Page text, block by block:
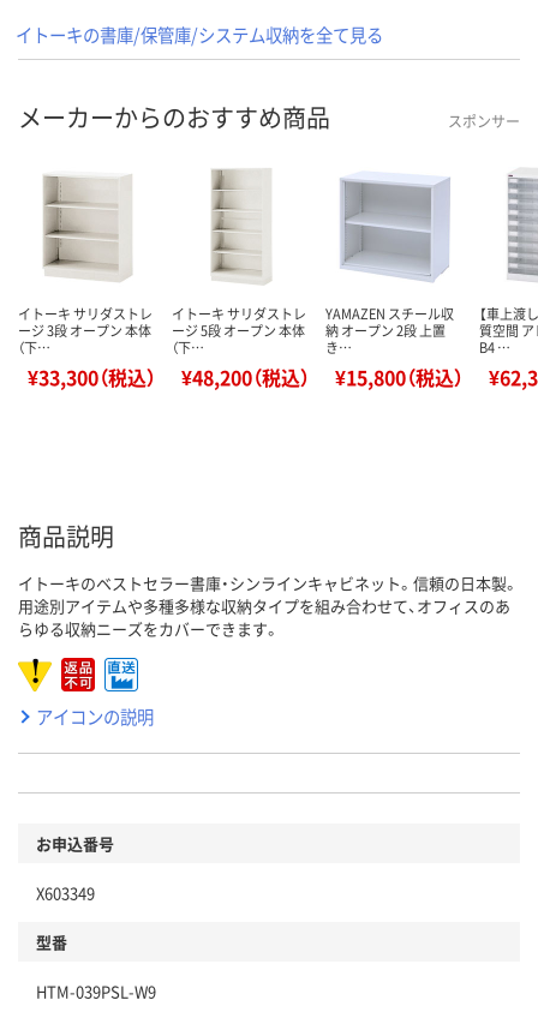
イトーキの書庫/保管庫/システム収納を全て見る
メーカーからのおすすめ商品 スポンサー
イトーキ サリダストレ
ージ 3段 オープン 本体
（下…
¥33,300（税込）
イトーキ サリダストレ
ージ 5段 オープン 本体
（下…
¥48,200（税込）
YAMAZEN スチール収
納 オープン 2段 上置
き…
¥15,800（税込）
【車上渡
質空間
B4 …
商品説明
イトーキのベストセラー書庫・シンラインキャビネット。信頼の日本製。
用途別アイテムや多種多様な収納タイプを組み合わせて、オフィスのあ
らゆる収納ニーズをカバーできます。
アイコンの説明
お申込番号
X603349
型番
HTM-039PSL-W9